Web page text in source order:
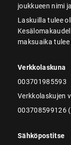
joukkueen nimi
Laskuilla tulee
maksuaika
Verkkolaskuna
003701985593
Verkkolaskujen
003708599126
Sähköpostitse